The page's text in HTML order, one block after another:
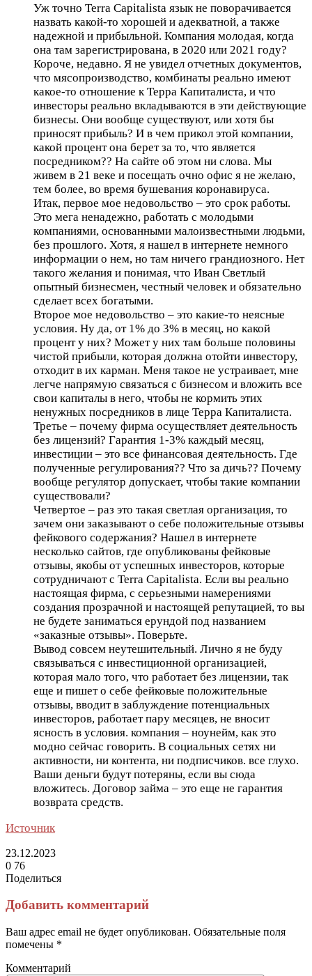
Уж точно Terra Capitalista язык не поворачивается
назвать какой-то хорошей и адекватной, а также
надежной и прибыльной. Компания молодая, когда
она там зарегистрирована, в 2020 или 2021 году?
Короче, недавно. Я не увидел отчетных документов,
что мясопроизводство, комбинаты реально имеют
какое-то отношение к Терра Капиталиста, и что
инвесторы реально вкладываются в эти действующие
бизнесы. Они вообще существуют, или хотя бы
приносят прибыль? И в чем прикол этой компании,
какой процент она берет за то, что является
посредником?? На сайте об этом ни слова. Мы
живем в 21 веке и посещать очно офис я не желаю,
тем более, во время бушевания коронавируса.
Итак, первое мое недовольство – это срок работы.
Это мега ненадежно, работать с молодыми
компаниями, основанными малоизвестными людьми,
без прошлого. Хотя, я нашел в интернете немного
информации о нем, но там ничего грандиозного. Нет
такого желания и понимая, что Иван Светлый
опытный бизнесмен, честный человек и обязательно
сделает всех богатыми.
Второе мое недовольство – это какие-то неясные
условия. Ну да, от 1% до 3% в месяц, но какой
процент у них? Может у них там больше половины
чистой прибыли, которая должна отойти инвестору,
отходит в их карман. Меня такое не устраивает, мне
легче напрямую связаться с бизнесом и вложить все
свои капиталы в него, чтобы не кормить этих
ненужных посредников в лице Терра Капиталиста.
Третье – почему фирма осуществляет деятельность
без лицензий? Гарантия 1-3% каждый месяц,
инвестиции – это все финансовая деятельность. Где
полученные регулирования?? Что за дичь?? Почему
вообще регулятор допускает, чтобы такие компании
существовали?
Четвертое – раз это такая светлая организация, то
зачем они заказывают о себе положительные отзывы
фейкового содержания? Нашел в интернете
несколько сайтов, где опубликованы фейковые
отзывы, якобы от успешных инвесторов, которые
сотрудничают с Terra Capitalista. Если вы реально
настоящая фирма, с серьезными намерениями
создания прозрачной и настоящей репутацией, то вы
не будете заниматься ерундой под названием
«заказные отзывы». Поверьте.
Вывод совсем неутешительный. Лично я не буду
связываться с инвестиционной организацией,
которая мало того, что работает без лицензии, так
еще и пишет о себе фейковые положительные
отзывы, вводит в заблуждение потенциальных
инвесторов, работает пару месяцев, не вносит
ясность в условия. компания – ноунейм, как это
модно сейчас говорить. В социальных сетях ни
активности, ни контента, ни подписчиков. все глухо.
Ваши деньги будут потеряны, если вы сюда
вложитесь. Договор займа – это еще не гарантия
возврата средств.
Источник
23.12.2023
0 76
Поделиться
через
электронную
почту
Добавить комментарий
Ваш адрес email не будет опубликован. Обязательные поля
помечены *
Комментарий